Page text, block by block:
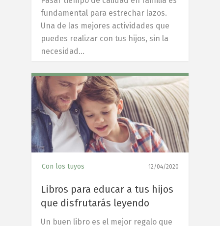
fundamental para estrechar lazos.
Una de las mejores actividades que
puedes realizar con tus hijos, sin la
necesidad…
Con los tuyos 12/04/2020
Libros para educar a tus hijos
que disfrutarás leyendo
Un buen libro es el mejor regalo que
6